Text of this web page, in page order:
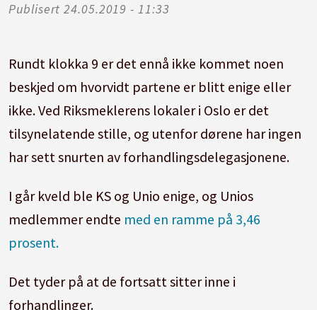
Publisert 24.05.2019 - 11:33
Rundt klokka 9 er det ennå ikke kommet noen
beskjed om hvorvidt partene er blitt enige eller
ikke. Ved Riksmeklerens lokaler i Oslo er det
tilsynelatende stille, og utenfor dørene har ingen
har sett snurten av forhandlingsdelegasjonene.
I går kveld ble KS og Unio enige, og Unios
medlemmer endte med en ramme på 3,46
prosent.
Det tyder på at de fortsatt sitter inne i
forhandlinger.